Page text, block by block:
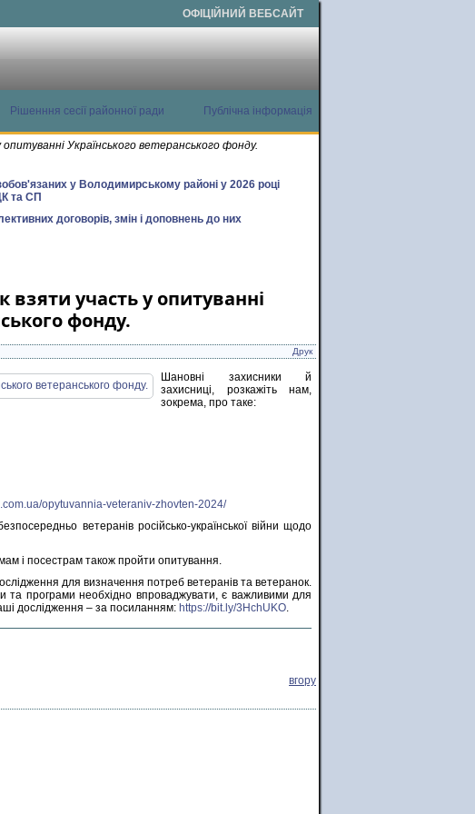
ОФІЦІЙНИЙ ВЕБСАЙТ
Рішенння сесії районної ради
Публічна інформація
Українського ветеранського фонду.
у Володимирському районі у 2026 році
та СП
договорів, змін і доповнень до них
участь у опитуванні
фонду.
Друк
Шановні захисники й
захисниці, розкажіть нам,
зокрема, про таке:
opytuvannia-veteraniv-zhovten-2024/
ветеранів російсько-української війни щодо
і посестрам також пройти опитування.
для визначення потреб ветеранів та ветеранок.
та програми необхідно впроваджувати, є важливими для
дослідження – за посиланням: https://bit.ly/3HchUKO.
вгору